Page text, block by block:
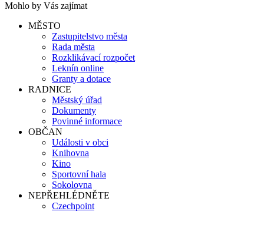
Mohlo by Vás zajímat
MĚSTO
Zastupitelstvo města
Rada města
Rozklikávací rozpočet
Leknín online
Granty a dotace
RADNICE
Městský úřad
Dokumenty
Povinné informace
OBČAN
Události v obci
Knihovna
Kino
Sportovní hala
Sokolovna
NEPŘEHLÉDNĚTE
Czechpoint